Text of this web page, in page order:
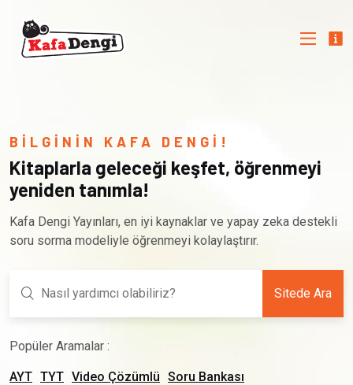
BİLGİNİN KAFA DENGİ!
Kitaplarla geleceği keşfet, öğrenmeyi
yeniden tanımla!
Kafa Dengi Yayınları, en iyi kaynaklar ve yapay zeka destekli
soru sorma modeliyle öğrenmeyi kolaylaştırır.
Sitede Ara
Popüler Aramalar :
AYT TYT Video Çözümlü Soru Bankası